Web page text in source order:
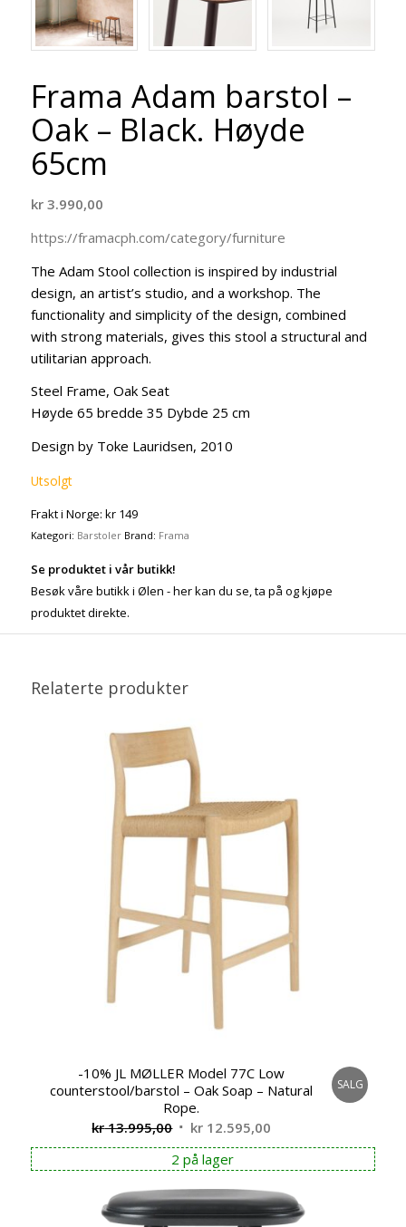
Frama Adam barstol –
Oak – Black. Høyde
65cm
kr3.990,00
https://framacph.com/category/furniture
The Adam Stool collection is inspired by industrial
design, an artist’s studio, and a workshop. The
functionality and simplicity of the design, combined
with strong materials, gives this stool a structural and
utilitarian approach.
Steel Frame, Oak Seat
Høyde 65 bredde 35 Dybde 25 cm
Design by Toke Lauridsen, 2010
Utsolgt
Frakt i Norge: kr 149
Kategori: Barstoler Brand: Frama
Se produktet i vår butikk!
Besøk våre butikk i Ølen - her kan du se, ta på og kjøpe
produktet direkte.
Relaterte produkter
-10% JL MØLLER Model 77C Low
counterstool/barstol – Oak Soap – Natural
Rope.
kr13.995,00 Opprinnelig
pris
var:
kr 13.995,00.
kr 12.595,00
pris
er:
kr 12.595,00.
SALG
2 på lager